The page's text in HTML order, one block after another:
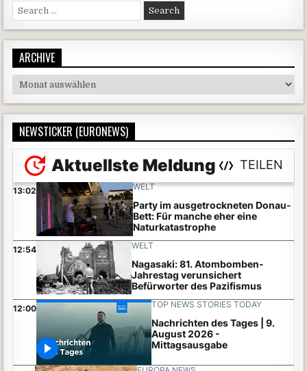
Search for:
ARCHIVE
Archive
NEWSTICKER (EURONEWS)